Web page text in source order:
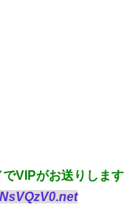
VIPがお送りします